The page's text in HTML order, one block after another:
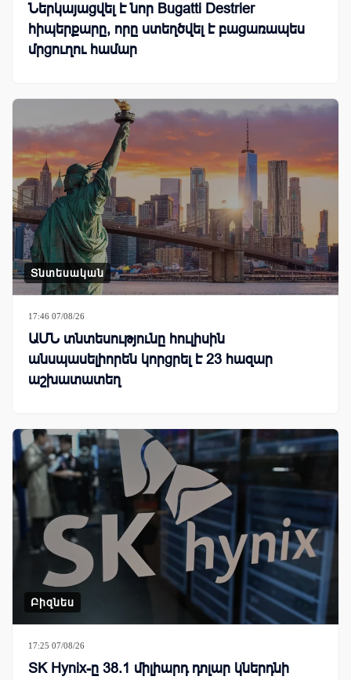
Ներկայացվել է նոր Bugatti Destrier
հիպերքարը, որը ստեղծվել է բացառապես
մրցուղու համար
Տնտեսական
17:46 07/08/26
ԱՄՆ տնտեսությունը հուլիսին
անսպասելիորեն կորցրել է 23 հազար
աշխատատեղ
Բիզնես
17:25 07/08/26
SK Hynix-ը 38.1 միլիարդ դոլար կներդնի